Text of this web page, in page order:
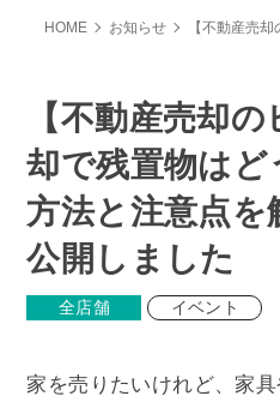
HOME お知らせ 【不動産売
【不動産売却
却で残置物はど
方法と注意点を
公開しました
全店舗 イベント
家を売りたいけれど、家